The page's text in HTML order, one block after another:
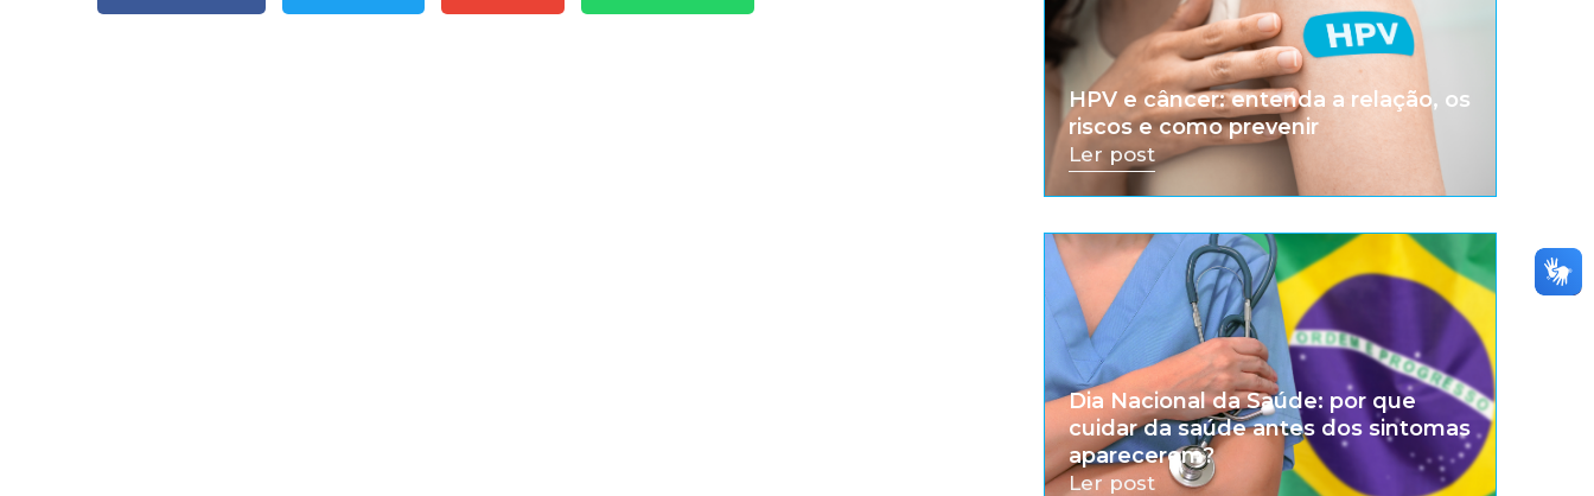
HPV e câncer: entenda a relação, os
riscos e como prevenir
Ler post
Dia Nacional da Saúde: por que
cuidar da saúde antes dos sintomas
aparecerem?
Ler post